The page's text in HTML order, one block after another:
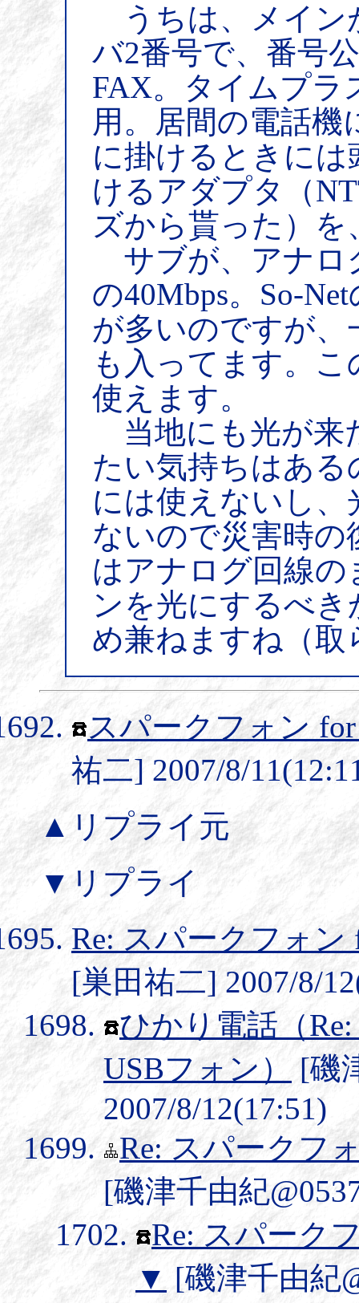
うちは、メイン
バ2番号で、番号
FAX。タイムプラ
用。居間の電話機
に掛けるときには
けるアダプタ（
ズから貰った）
サブが、アナロ
の40Mbps。So-
が多いのですが
も入ってます。
使えます。
当地にも光が来
たい気持ちはあ
には使えないし
ないので災害時
はアナログ回線
ンを光にするべ
め兼ねますね（
スパークフォン
祐二] 2007/8/
▲リプライ元
▼リプライ
Re: スパークフォン
[巣田祐二] 2007/8/
ひかり電話（
USBフォン）
[磯
2007/8/12(17:51)
Re: スパークフ
[磯津千由紀
Re: スパーク
▼ [磯津千由紀